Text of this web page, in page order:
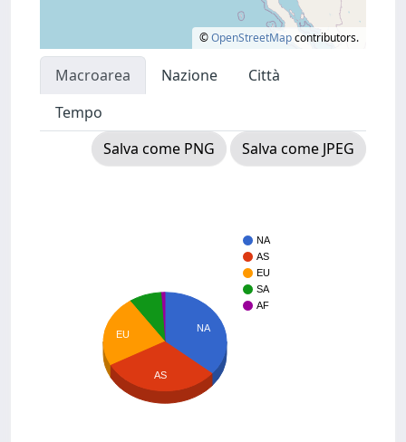
©OpenStreetMapcontributors.
Macroarea Nazione
Città
Tempo
Salva come PNG
Salva come JPEG
NA
AS
EU
SA
AF
NA
EU
AS